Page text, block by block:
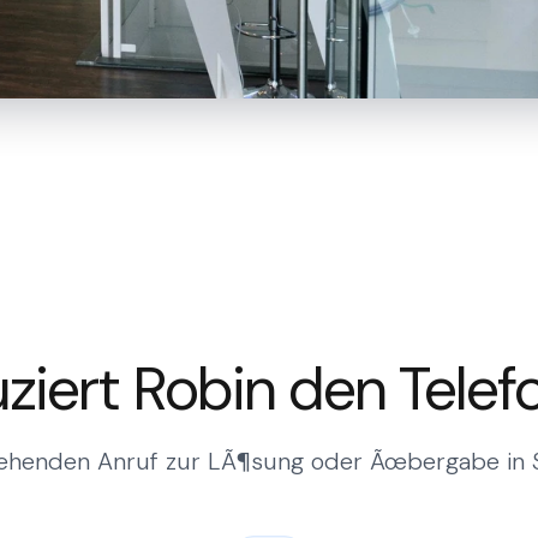
Robin den
Anruf zur LÃ¶sung oder Ãœbergabe in